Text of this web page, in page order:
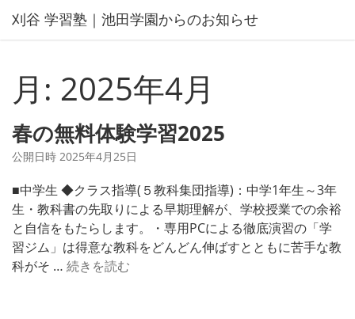
刈谷 学習塾｜池田学園からのお知らせ
月: 2025年4月
春の無料体験学習2025
公開日時 2025年4月25日
■中学生 ◆クラス指導(５教科集団指導)：中学1年生～3年
生・教科書の先取りによる早期理解が、学校授業での余裕
と自信をもたらします。・専用PCによる徹底演習の「学
習ジム」は得意な教科をどんどん伸ばすとともに苦手な教
科がそ … 続きを読む